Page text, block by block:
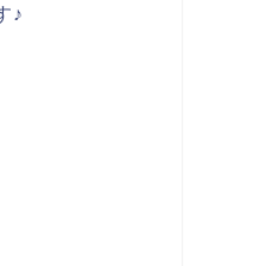
♪